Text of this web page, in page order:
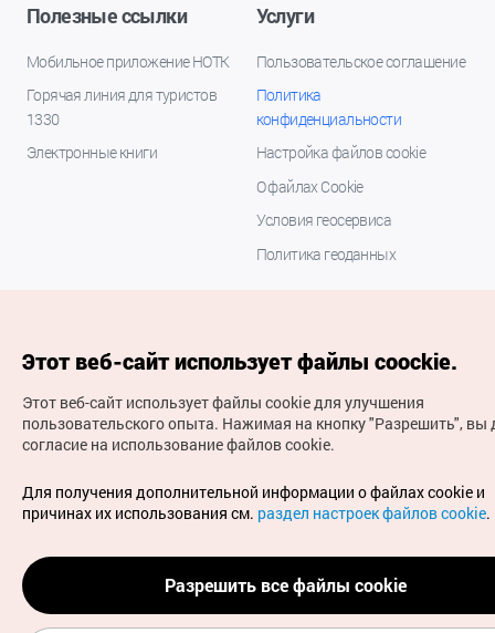
Полезные ссылки
Мобильное приложение НОТК
Горячая линия для туристов
1330
Электронные книги
Услуги
Пользовательское соглашение
Политика
конфиденциальности
Настройка файлов cookie
О файлах Cookie
Условия геосервиса
Политика геоданных
(с) Национальная организация туризма Кореи Все
права защищены
Для извещения об ошибках и проблемах, связанных с
работой веб-сайта, направляйте ваши запросы на
официальный адрес электронной почты
russian@knto.or.kr
Этот веб-сайт использует файлы coockie.
Этот веб-сайт использует файлы cookie для улучшения
пользовательского опыта. Нажимая на кнопку "Разрешить", вы
согласие на использование файлов cookie.
Для получения дополнительной информации о файлах cookie и
причинах их использования см. раздел настроек файлов cookie.
Разрешить все файлы cookie